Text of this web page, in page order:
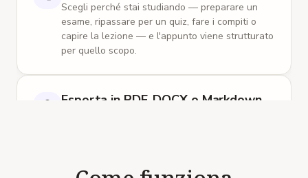
Scegli perché stai studiando — preparare un
esame, ripassare per un quiz, fare i compiti o
capire la lezione — e l'appunto viene strutturato
per quello scopo.
Esporta in PDF, DOCX o Markdown